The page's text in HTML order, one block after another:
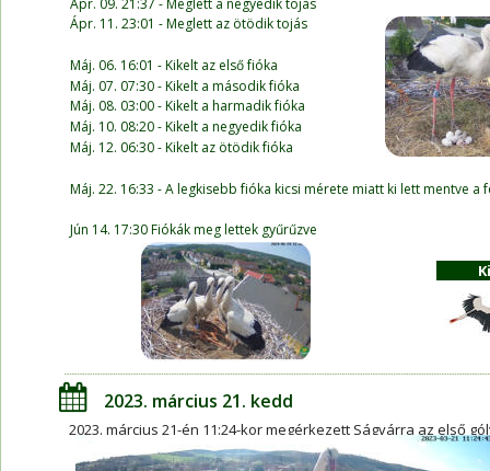
2023. március 21. kedd
2023. március 21-én 11:24-kor megérkezett Ságvárra az első
Ápr. 11. 23:01 - Meglett az ötödik tojás
Máj. 06. 16:01 - Kikelt az első fióka
Máj. 07. 07:30 - Kikelt a második fióka
Máj. 08. 03:00 - Kikelt a harmadik fióka
Máj. 10. 08:20 - Kikelt a negyedik fióka
Máj. 12. 06:30 - Kikelt az ötödik fióka
Máj. 22. 16:33 - A legkisebb fióka kicsi mérete miatt ki lett mentve a
Jún 14. 17:30 Fiókák meg lettek gyűrűzve